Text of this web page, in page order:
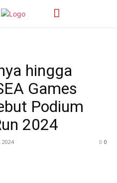
hingga
Games
Podium
2024
2024 0